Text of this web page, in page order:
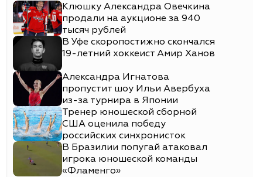
Клюшку Александра Овечкина
продали на аукционе за 940
тысяч рублей
В Уфе скоропостижно скончался
19-летний хоккеист Амир Ханов
Александра Игнатова
пропустит шоу Ильи Авербуха
из-за турнира в Японии
Тренер юношеской сборной
США оценила победу
российских синхронисток
В Бразилии попугай атаковал
игрока юношеской команды
«Фламенго»